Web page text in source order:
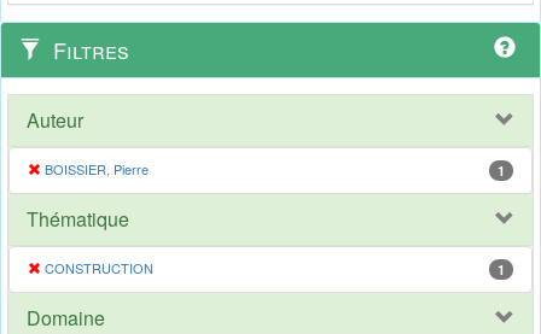
Filtres
Auteur
BOISSIER, Pierre 1
Thématique
CONSTRUCTION 1
Domaine